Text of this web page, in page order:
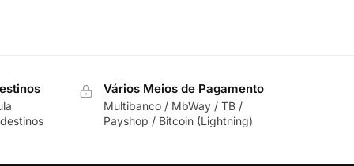
Vários Meios de Pagamento
Multibanco / MbWay / TB /
Payshop / Bitcoin (Lightning)